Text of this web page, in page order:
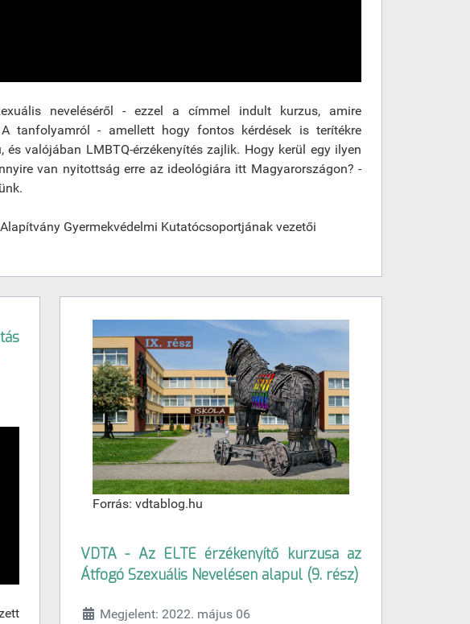
neveléséről - ezzel a címmel indult kurzus, amire
A tanfolyamról - amellett hogy fontos kérdések is terítékre
valójában LMBTQ-érzékenyítés zajlik. Hogy kerül egy ilyen
van nyitottság erre az ideológiára itt Magyarországon? -
Gyermekvédelmi Kutatócsoportjának vezetői
Forrás: vdtablog.hu
VDTA - Az ELTE érzékenyítő kurzusa az
Átfogó Szexuális Nevelésen alapul (9. rész)
Megjelent: 2022. május 06